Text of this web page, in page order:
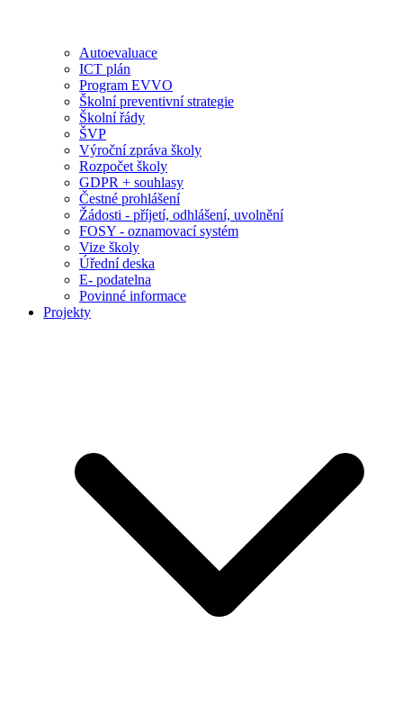
Autoevaluace
ICT plán
Program EVVO
Školní preventivní strategie
Školní řády
ŠVP
Výroční zpráva školy
Rozpočet školy
GDPR + souhlasy
Čestné prohlášení
Žádosti - příjetí, odhlášení, uvolnění
FOSY - oznamovací systém
Vize školy
Úřední deska
E- podatelna
Povinné informace
Projekty